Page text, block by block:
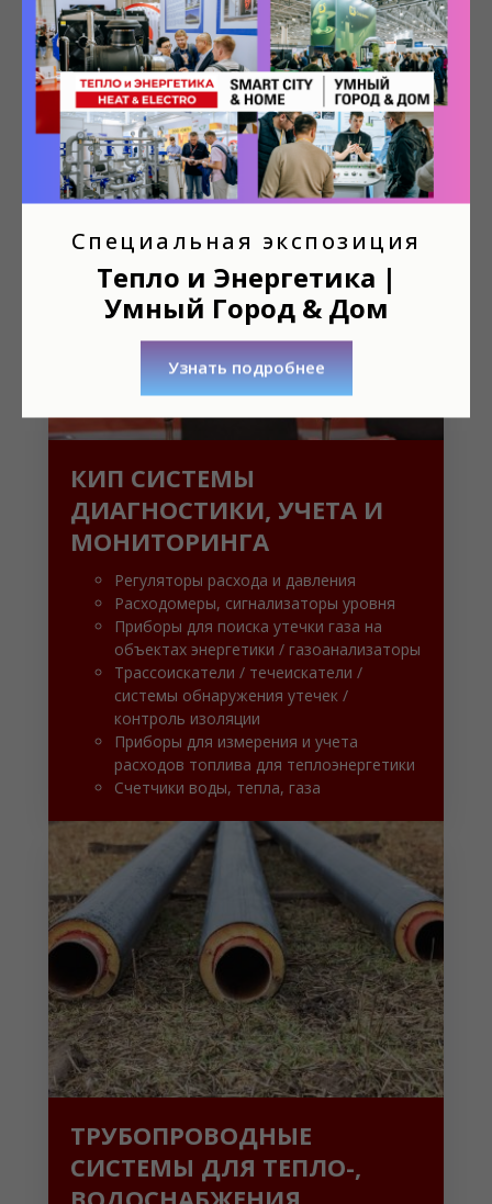
Промышленное насосное оборудование
Насосы
Компрессорное оборудование
Арматура
Гидравлика и пневматика
КИП СИСТЕМЫ
ДИАГНОСТИКИ, УЧЕТА И
МОНИТОРИНГА
Регуляторы расхода и давления
Расходомеры, сигнализаторы уровня
Приборы для поиска утечки газа на
объектах энергетики / газоанализаторы
Трассоискатели / течеискатели /
системы обнаружения утечек /
контроль изоляции
Приборы для измерения и учета
расходов топлива для теплоэнергетики
Счетчики воды, тепла, газа
ТРУБОПРОВОДНЫЕ
СИСТЕМЫ ДЛЯ ТЕПЛО-,
Специальная экспозиция
Тепло и Энергетика |
Умный Город & Дом
Узнать подробнее